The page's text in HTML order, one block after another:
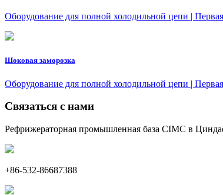
Оборудование для полной холодильной цепи |
Шоковая заморозка
Оборудование для полной холодильной цепи |
Связаться с нами
Рефрижераторная промышленная база CIMC в
+86-532-86687388